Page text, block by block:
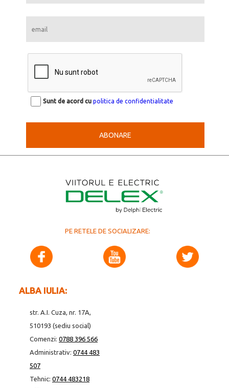
ABONARE
Sunt de acord cu politica de confidentialitate
PE RETELE DE SOCIALIZARE:
ALBA IULIA:
str. A.I. Cuza, nr. 17A,
510193 (sediu social)
Comenzi: 0788 396 566
Administrativ: 0744 483
507
Tehnic: 0744 483218